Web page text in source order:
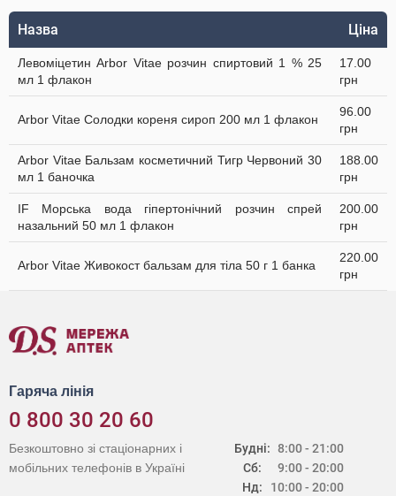
Назва Ціна
Левоміцетин Arbor Vitae розчин спиртовий 1 % 25
мл 1 флакон
17.00
грн
Arbor Vitae Солодки кореня сироп 200 мл 1 флакон
96.00
грн
Arbor Vitae Бальзам косметичний Тигр Червоний 30
мл 1 баночка
188.00
грн
IF Морська вода гіпертонічний розчин спрей
назальний 50 мл 1 флакон
200.00
грн
Arbor Vitae Живокост бальзам для тіла 50 г 1 банка
220.00
грн
Гаряча лінія
0 800 30 20 60
Будні:
Сб:
Нд:
8:00 - 21:00
9:00 - 20:00
10:00 - 20:00
Безкоштовно зі стаціонарних і
мобільних телефонів в Україні